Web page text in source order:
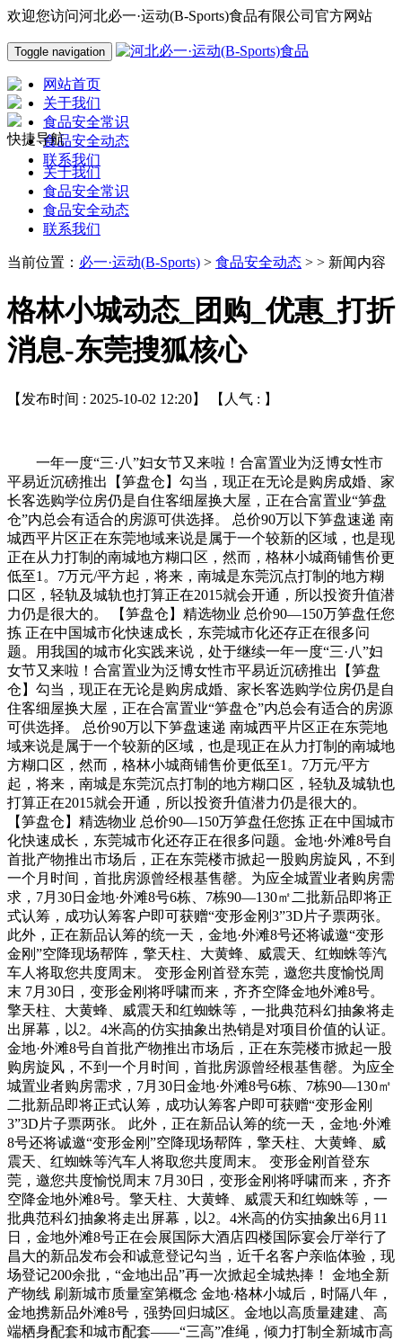
欢迎您访问河北必一·运动(B-Sports)食品有限公司官方网站
Toggle navigation
网站首页
关于我们
食品安全常识
食品安全动态
联系我们
快捷导航
关于我们
食品安全常识
食品安全动态
联系我们
当前位置： 必一·运动(B-Sports) > 食品安全动态 > > 新闻内容
格林小城动态_团购_优惠_打折
消息-东莞搜狐核心
【发布时间 : 2025-10-02 12:20】 【人气 : 】
一年一度“三·八”妇女节又来啦！合富置业为泛博女性市
平易近沉磅推出【笋盘仓】勾当，现正在无论是购房成婚、家
长客选购学位房仍是自住客细屋换大屋，正在合富置业“笋盘
仓”内总会有适合的房源可供选择。 总价90万以下笋盘速递 南
城西平片区正在东莞地域来说是属于一个较新的区域，也是现
正在从力打制的南城地方糊口区，然而，格林小城商铺售价更
低至1。7万元/平方起，将来，南城是东莞沉点打制的地方糊
口区，轻轨及城轨也打算正在2015就会开通，所以投资升值潜
力仍是很大的。 【笋盘仓】精选物业 总价90—150万笋盘任您
拣 正在中国城市化快速成长，东莞城市化还存正在很多问
题。用我国的城市化实践来说，处于继续一年一度“三·八”妇
女节又来啦！合富置业为泛博女性市平易近沉磅推出【笋盘
仓】勾当，现正在无论是购房成婚、家长客选购学位房仍是自
住客细屋换大屋，正在合富置业“笋盘仓”内总会有适合的房源
可供选择。 总价90万以下笋盘速递 南城西平片区正在东莞地
域来说是属于一个较新的区域，也是现正在从力打制的南城地
方糊口区，然而，格林小城商铺售价更低至1。7万元/平方
起，将来，南城是东莞沉点打制的地方糊口区，轻轨及城轨也
打算正在2015就会开通，所以投资升值潜力仍是很大的。
【笋盘仓】精选物业 总价90—150万笋盘任您拣 正在中国城市
化快速成长，东莞城市化还存正在很多问题。金地·外滩8号自
首批产物推出市场后，正在东莞楼市掀起一股购房旋风，不到
一个月时间，首批房源曾经根基售罄。为应全城置业者购房需
求，7月30日金地·外滩8号6栋、7栋90—130㎡二批新品即将正
式认筹，成功认筹客户即可获赠“变形金刚3”3D片子票两张。
此外，正在新品认筹的统一天，金地·外滩8号还将诚邀“变形
金刚”空降现场帮阵，擎天柱、大黄蜂、威震天、红蜘蛛等汽
车人将取您共度周末。 变形金刚首登东莞，邀您共度愉悦周
末 7月30日，变形金刚将呼啸而来，齐齐空降金地外滩8号。
擎天柱、大黄蜂、威震天和红蜘蛛等，一批典范科幻抽象将走
出屏幕，以2。4米高的仿实抽象出热销是对项目价值的认证。
金地·外滩8号自首批产物推出市场后，正在东莞楼市掀起一股
购房旋风，不到一个月时间，首批房源曾经根基售罄。为应全
城置业者购房需求，7月30日金地·外滩8号6栋、7栋90—130㎡
二批新品即将正式认筹，成功认筹客户即可获赠“变形金刚
3”3D片子票两张。 此外，正在新品认筹的统一天，金地·外滩
8号还将诚邀“变形金刚”空降现场帮阵，擎天柱、大黄蜂、威
震天、红蜘蛛等汽车人将取您共度周末。 变形金刚首登东
莞，邀您共度愉悦周末 7月30日，变形金刚将呼啸而来，齐齐
空降金地外滩8号。擎天柱、大黄蜂、威震天和红蜘蛛等，一
批典范科幻抽象将走出屏幕，以2。4米高的仿实抽象出6月11
日，金地外滩8号正在会展国际大酒店四楼国际宴会厅举行了
昌大的新品发布会和诚意登记勾当，近千名客户亲临体验，现
场登记200余批，“金地出品”再一次掀起全城热捧！ 金地全新
产物线 刷新城市质量室第概念 金地·格林小城后，时隔八年，
金地携新品外滩8号，强势回归城区。金地以高质量建建、高
端栖身配套和城市配套——“三高”准绳，倾力打制全新城市高